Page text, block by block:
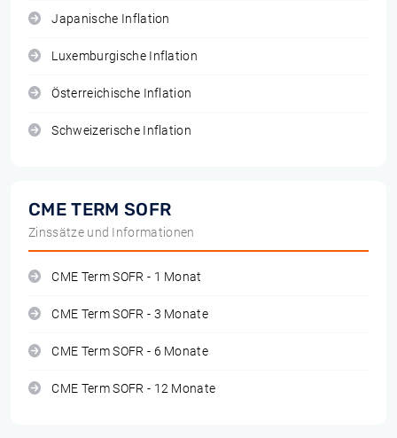
Japanische Inflation
Luxemburgische Inflation
Österreichische Inflation
Schweizerische Inflation
CME TERM SOFR
Zinssätze und Informationen
CME Term SOFR - 1 Monat
CME Term SOFR - 3 Monate
CME Term SOFR - 6 Monate
CME Term SOFR - 12 Monate